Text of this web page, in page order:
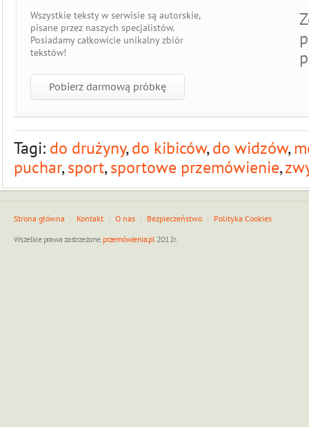
Wszystkie teksty w serwisie są autorskie,
pisane przez naszych specjalistów.
Posiadamy całkowicie unikalny zbiór
tekstów!
Pobierz darmową próbkę
Tagi: do drużyny,do kibiców,do widzów,
puchar,sport,sportowe przemówienie,
Strona główna Kontakt O nas Bezpieczeństwo
Polityka Cookies
Wszelkie prawa zastrzeżone. przemówienia.pl2012r.